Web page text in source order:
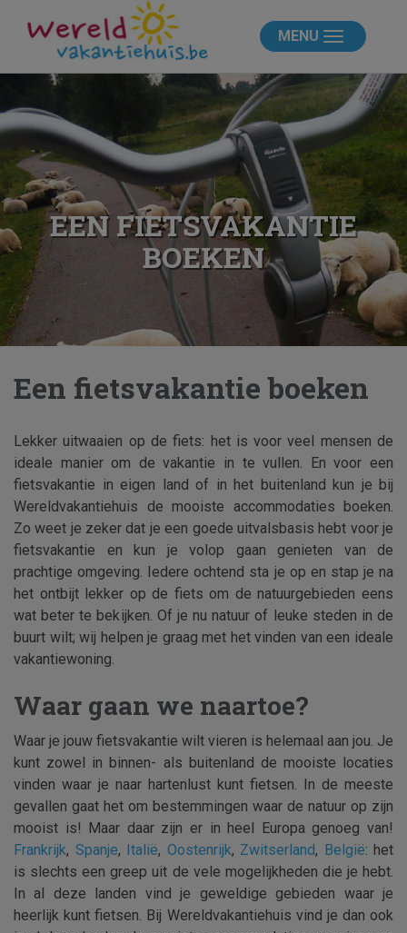
MENU
EEN FIETSVAKANTIE
BOEKEN
Een fietsvakantie boeken
Lekker uitwaaien op de fiets: het is voor veel mensen de
ideale manier om de vakantie in te vullen. En voor een
fietsvakantie in eigen land of in het buitenland kun je bij
Wereldvakantiehuis de mooiste accommodaties boeken.
Zo weet je zeker dat je een goede uitvalsbasis hebt voor je
fietsvakantie en kun je volop gaan genieten van de
prachtige omgeving. Iedere ochtend sta je op en stap je na
het ontbijt lekker op de fiets om de natuurgebieden eens
wat beter te bekijken. Of je nu natuur of leuke steden in de
buurt wilt; wij helpen je graag met het vinden van een ideale
vakantiewoning.
Waar gaan we naartoe?
Waar je jouw fietsvakantie wilt vieren is helemaal aan jou. Je
kunt zowel in binnen- als buitenland de mooiste locaties
vinden waar je naar hartenlust kunt fietsen. In de meeste
gevallen gaat het om bestemmingen waar de natuur op zijn
mooist is! Maar daar zijn er in heel Europa genoeg van!
Frankrijk, Spanje, Italië, Oostenrijk, Zwitserland, België: het
is slechts een greep uit de vele mogelijkheden die je hebt.
In al deze landen vind je geweldige gebieden waar je
heerlijk kunt fietsen. Bij Wereldvakantiehuis vind je dan ook